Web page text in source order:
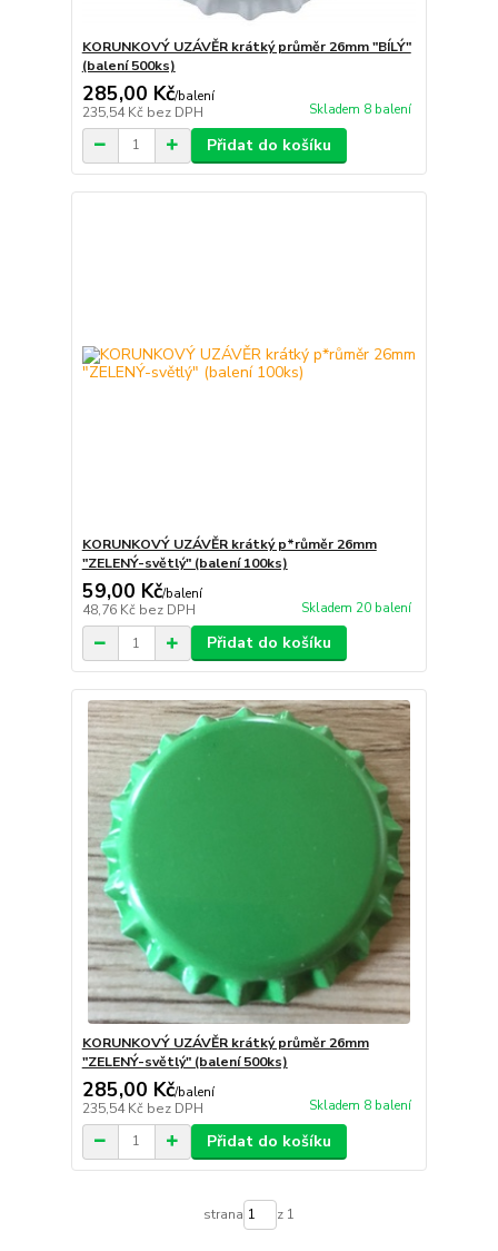
KORUNKOVÝ UZÁVĚR krátký průměr 26mm "BÍLÝ"
(balení 500ks)
285,00 Kč/balení
235,54 Kč bez DPH Skladem 8 balení
Přidat do košíku
KORUNKOVÝ UZÁVĚR krátký p*růměr 26mm
"ZELENÝ-světlý" (balení 100ks)
59,00 Kč/balení
48,76 Kč bez DPH Skladem 20 balení
Přidat do košíku
KORUNKOVÝ UZÁVĚR krátký průměr 26mm
"ZELENÝ-světlý" (balení 500ks)
285,00 Kč/balení
235,54 Kč bez DPH Skladem 8 balení
Přidat do košíku
strana z 1